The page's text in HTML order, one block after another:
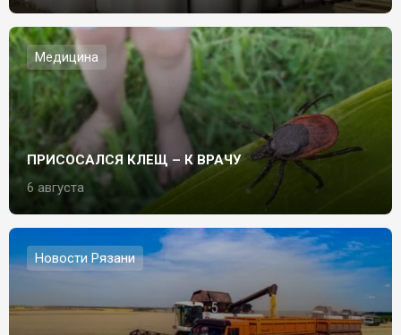
Медицина
ПРИСОСАЛСЯ КЛЕЩ – К ВРАЧУ
6 августа
Новости Рязани